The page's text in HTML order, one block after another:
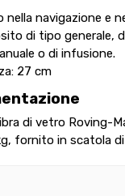
navigazione e
di tipo generale,
o di infusione.
27 cm
di vetro Roving-
fornito in scatola